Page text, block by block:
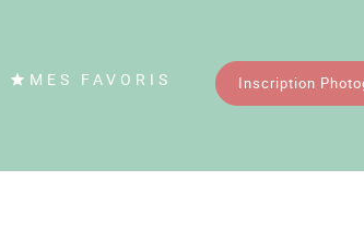
MES FAVORIS Inscription